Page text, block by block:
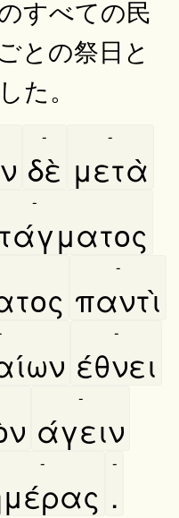
すべての民
との祭日と
た。
δὲ
-
μετὰ
-
-
παντὶ
-
έθνει
-
άγειν
-
-
.
-